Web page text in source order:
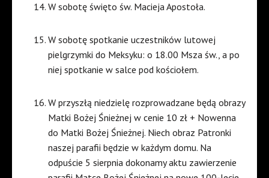
W sobotę święto św. Macieja Apostoła.
W sobotę spotkanie uczestników lutowej
pielgrzymki do Meksyku: o 18.00 Msza św., a po
niej spotkanie w salce pod kościołem.
W przyszłą niedzielę rozprowadzane będą obrazy
Matki Bożej Śnieżnej w cenie 10 zł + Nowenna
do Matki Bożej Śnieżnej. Niech obraz Patronki
naszej parafii będzie w każdym domu. Na
odpuście 5 sierpnia dokonamy aktu zawierzenie